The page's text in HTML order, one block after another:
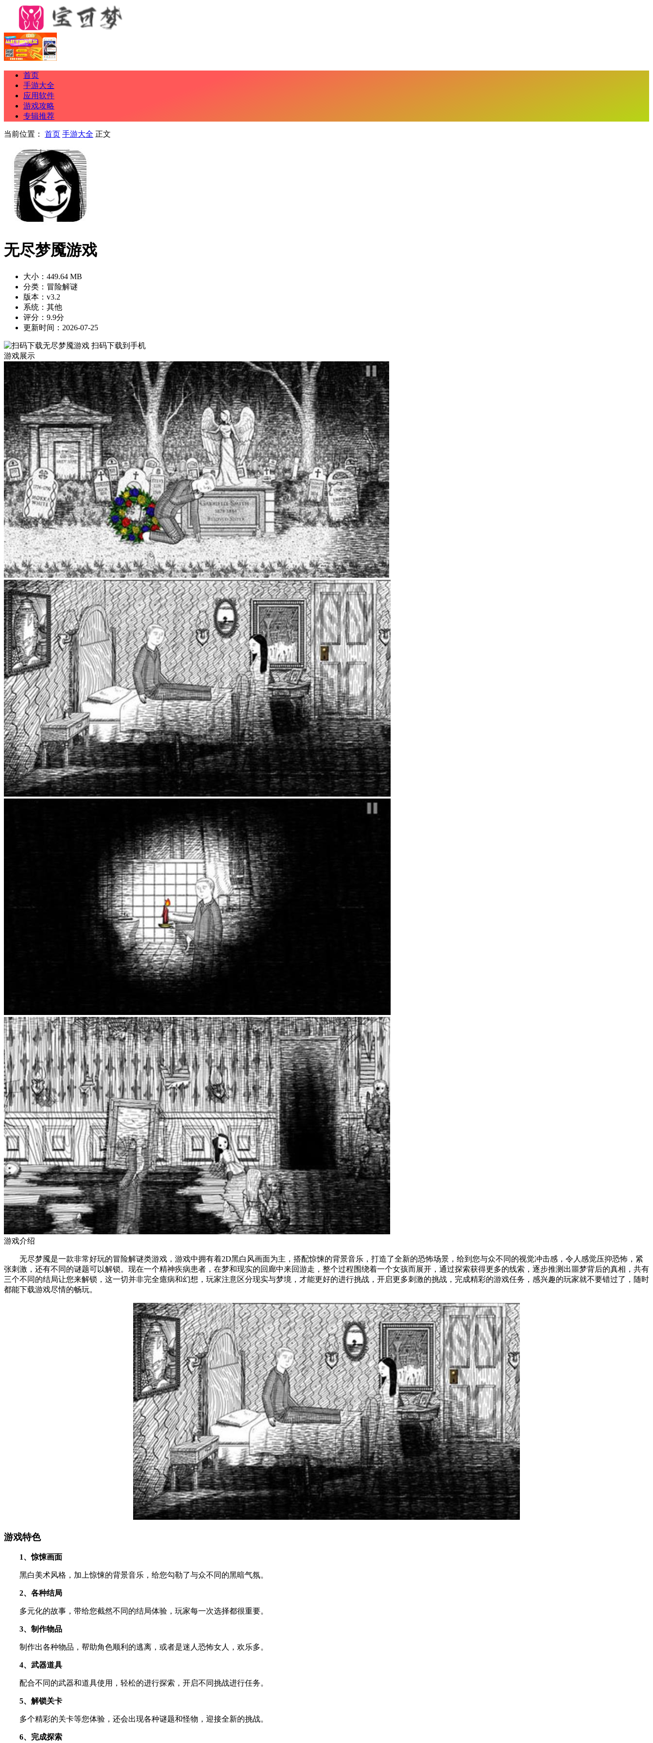
首页
手游大全
应用软件
游戏攻略
专辑推荐
当前位置： 首页 手游大全 正文
无尽梦魇游戏
大小：449.64 MB
分类：冒险解谜
版本：v3.2
系统：其他
评分：9.9分
更新时间：2026-07-25
扫码下载到手机
游戏展示
游戏介绍
无尽梦魇是一款非常好玩的冒险解谜类游戏，游戏中拥有着2D黑白风画面为主，搭配惊悚的背景音乐，打造了全新的恐怖场景，给到您与众不同的视觉冲击感，令人感觉压抑恐怖，紧
张刺激，还有不同的谜题可以解锁。现在一个精神疾病患者，在梦和现实的回廊中来回游走，整个过程围绕着一个女孩而展开，通过探索获得更多的线索，逐步推测出噩梦背后的真相，共有
三个不同的结局让您来解锁，这一切并非完全癔病和幻想，玩家注意区分现实与梦境，才能更好的进行挑战，开启更多刺激的挑战，完成精彩的游戏任务，感兴趣的玩家就不要错过了，随时
都能下载游戏尽情的畅玩。
游戏特色
1、惊悚画面
黑白美术风格，加上惊悚的背景音乐，给您勾勒了与众不同的黑暗气氛。
2、各种结局
多元化的故事，带给您截然不同的结局体验，玩家每一次选择都很重要。
3、制作物品
制作出各种物品，帮助角色顺利的逃离，或者是迷人恐怖女人，欢乐多。
4、武器道具
配合不同的武器和道具使用，轻松的进行探索，开启不同挑战进行任务。
5、解锁关卡
多个精彩的关卡等您体验，还会出现各种谜题和怪物，迎接全新的挑战。
6、完成探索